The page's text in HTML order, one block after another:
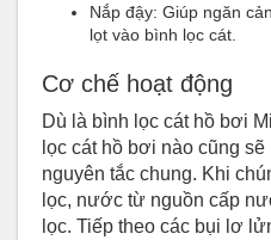
Nắp đậy: Giúp ngăn
lọt vào bình lọc cát.
Cơ chế hoạt động
Dù là bình lọc cát hồ bơi
lọc cát hồ bơi nào cũng
nguyên tắc chung. Khi
lọc, nước từ nguồn cấp
lọc. Tiếp theo các bụi lơ